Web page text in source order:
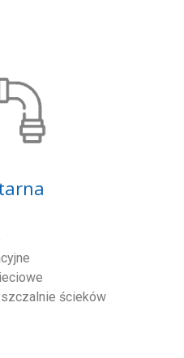
ścieków